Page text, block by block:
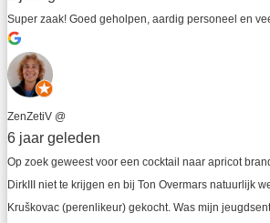
Super zaak! Goed geholpen, aardig personeel en
ZenZetiV @
6 jaar geleden
Op zoek geweest voor een cocktail naar apricot
DirkIII niet te krijgen en bij Ton Overmars natuurlijk
Kruškovac (perenlikeur) gekocht. Was mijn